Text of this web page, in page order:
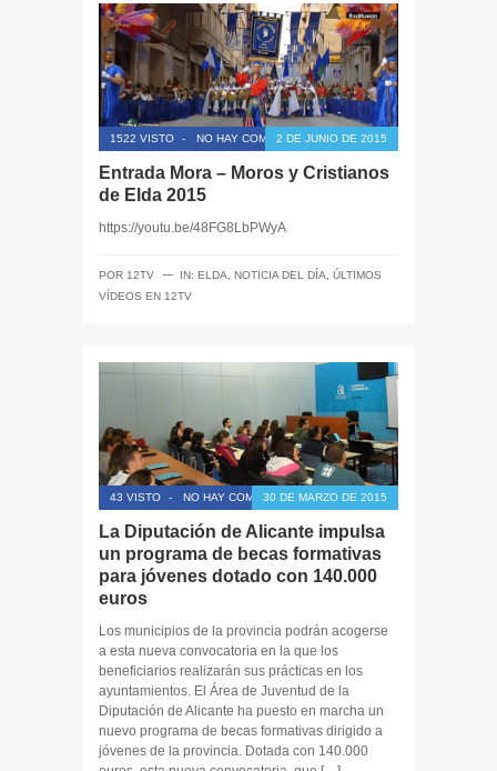
1522 VISTO - NO HAY COMENTARIOS2 DE JUNIO DE 2015
Entrada Mora – Moros y Cristianos
de Elda 2015
https://youtu.be/48FG8LbPWyA
POR 12TV ─ IN: ELDA NOTICIA DEL DÍA
ÚLTIMOS
VÍDEOS EN 12TV
43 VISTO - NO HAY COMENTARIOS30 DE MARZO DE 2015
La Diputación de Alicante impulsa
un programa de becas formativas
para jóvenes dotado con 140.000
euros
Los municipios de la provincia podrán acogerse
a esta nueva convocatoria en la que los
beneficiarios realizarán sus prácticas en los
ayuntamientos. El Área de Juventud de la
Diputación de Alicante ha puesto en marcha un
nuevo programa de becas formativas dirigido a
jóvenes de la provincia. Dotada con 140.000